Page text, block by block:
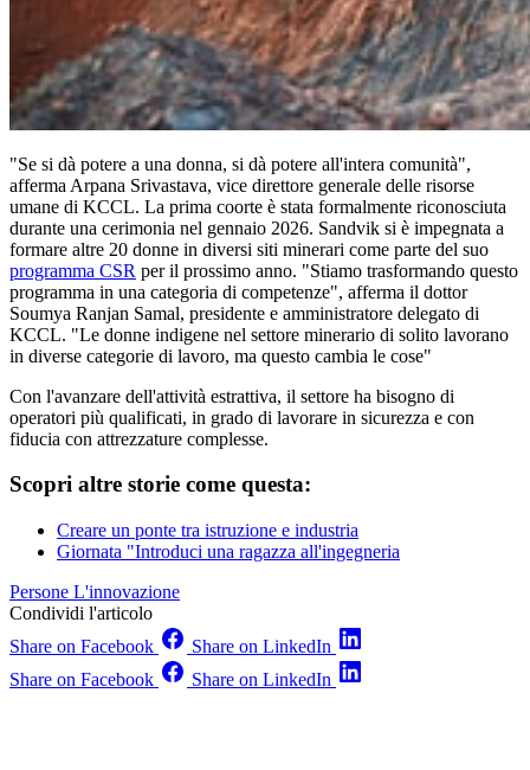
"Se si dà potere a una donna, si dà potere all'intera comunità",
afferma Arpana Srivastava, vice direttore generale delle risorse
umane di KCCL. La prima coorte è stata formalmente riconosciuta
durante una cerimonia nel gennaio 2026. Sandvik si è impegnata a
formare altre 20 donne in diversi siti minerari come parte del suo
programma CSR per il prossimo anno. "Stiamo trasformando questo
programma in una categoria di competenze", afferma il dottor
Soumya Ranjan Samal, presidente e amministratore delegato di
KCCL. "Le donne indigene nel settore minerario di solito lavorano
in diverse categorie di lavoro, ma questo cambia le cose"
Con l'avanzare dell'attività estrattiva, il settore ha bisogno di
operatori più qualificati, in grado di lavorare in sicurezza e con
fiducia con attrezzature complesse.
Scopri altre storie come questa:
Creare un ponte tra istruzione e industria
Giornata "Introduci una ragazza all'ingegneria
Persone L'innovazione
Condividi l'articolo
Share on Facebook
Share on LinkedIn
Share on Facebook
Share on LinkedIn